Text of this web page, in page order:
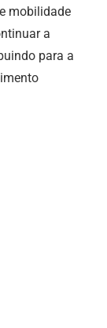
mobilidade
a
para a